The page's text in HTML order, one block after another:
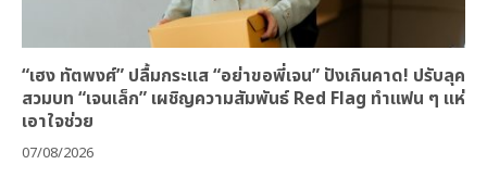
“เฮง ทัตพงศ์” ปลื้มกระแส “อย่าขอพี่เจน” ปังเกินคาด! ปรับลุค
สวมบท “เจนเล็ก” เผชิญความสัมพันธ์ Red Flag ทำแฟน ๆ แห่
เอาใจช่วย
07/08/2026